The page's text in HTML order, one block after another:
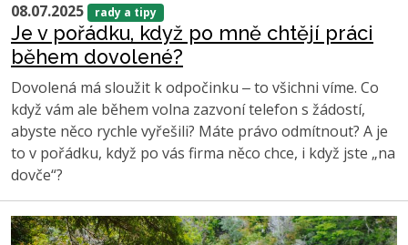
08.07.2025 rady a tipy
Je v pořádku, když po mně chtějí práci
během dovolené?
Dovolená má sloužit k odpočinku ‒ to všichni víme. Co
když vám ale během volna zazvoní telefon s žádostí,
abyste něco rychle vyřešili? Máte právo odmítnout? A je
to v pořádku, když po vás firma něco chce, i když jste „na
dovče“?